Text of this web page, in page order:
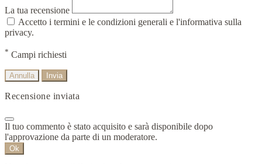
La tua recensione
Accetto i termini e le condizioni generali e l'informativa sulla
privacy.
* Campi richiesti
Annulla Invia
Recensione inviata
Il tuo commento è stato acquisito e sarà disponibile dopo
l'approvazione da parte di un moderatore.
Ok